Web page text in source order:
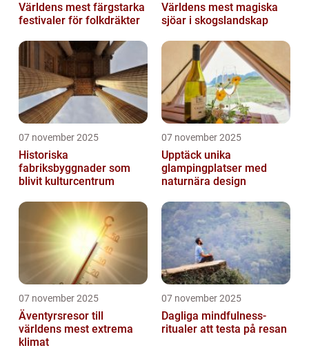
Världens mest färgstarka
festivaler för folkdräkter
Världens mest magiska
sjöar i skogslandskap
07 november 2025
Historiska
fabriksbyggnader som
blivit kulturcentrum
07 november 2025
Upptäck unika
glampingplatser med
naturnära design
07 november 2025
Äventyrsresor till
världens mest extrema
klimat
07 november 2025
Dagliga mindfulness-
ritualer att testa på resan